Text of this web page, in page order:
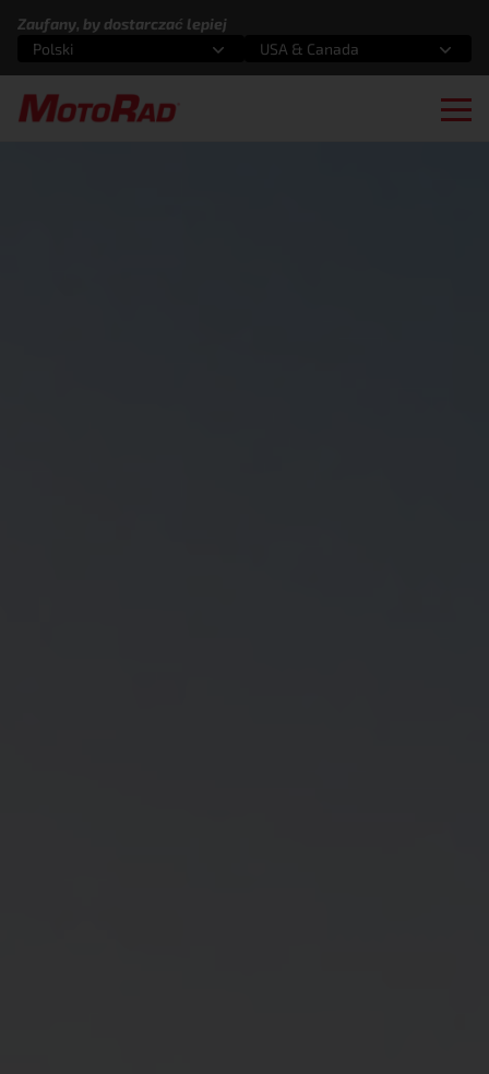
Zaufany, by dostarczać lepiej
Wybierz opcję
Polski
Wybierz opcję
USA & Canada